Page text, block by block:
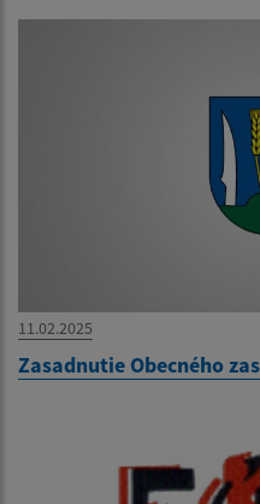
11.02.2025
Zasadnutie Obecného